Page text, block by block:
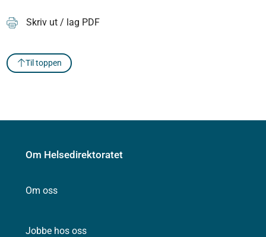
Skriv ut / lag PDF
Til toppen
Om Helsedirektoratet
Om oss
Jobbe hos oss